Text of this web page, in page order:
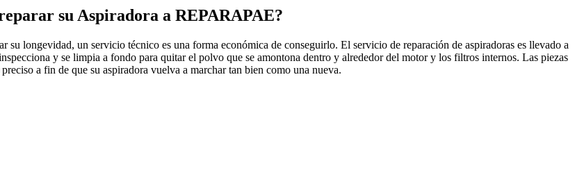
su Aspiradora a REPARAPAE?
su longevidad, un servicio técnico es una forma económica de conseguirlo. El servicio de reparación de aspiradoras es llevado a
y se limpia a fondo para quitar el polvo que se amontona dentro y alrededor del motor y los filtros internos. Las piezas
a fin de que su aspiradora vuelva a marchar tan bien como una nueva.